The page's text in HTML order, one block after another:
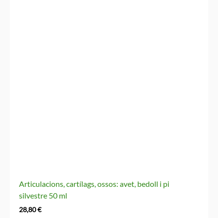
Articulacions, cartílags, ossos: avet, bedoll i pi
silvestre 50 ml
28,80€